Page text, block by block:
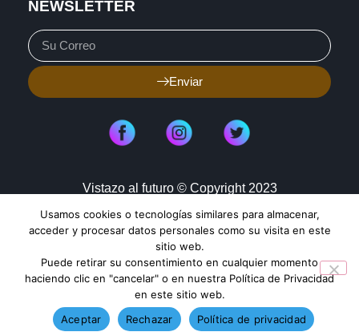
NEWSLETTER
Enviar
Vistazo al futuro © Copyright 2023
Aviso de Privacidad
Política de Cookies
Mapa de Sitio
TENDENCIAS HOY
Finsus refuerza ciberseguridad y cierra 2025 sin filtraciones
Usamos cookies o tecnologías similares para almacenar,
acceder y procesar datos personales como su visita en este
sitio web.
Puede retirar su consentimiento en cualquier momento
haciendo clic en "cancelar" o en nuestra Política de Privacidad
en este sitio web.
Aceptar
Rechazar Política de privacidad